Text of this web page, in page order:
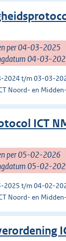
per 04-03-2025
04-03-
2024 t/m 03-03-
Noord- en
ICT
per 05-02-2026
05-02-
2025 t/m 04-02-
Noord- en